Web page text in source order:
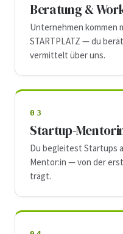
Beratung &
Unternehmen kommen
STARTPLATZ — du
vermittelt über uns.
03
Startup-
Du begleitest Startups
Mentor:in — von der
trägt.